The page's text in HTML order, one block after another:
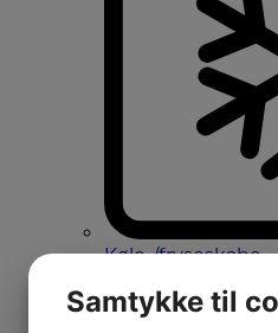
Køle-/fryseskabe
Integrerbare
Samtykke til